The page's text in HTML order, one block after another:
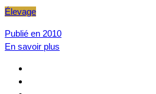
Élevage
Publié en 2010
En savoir plus